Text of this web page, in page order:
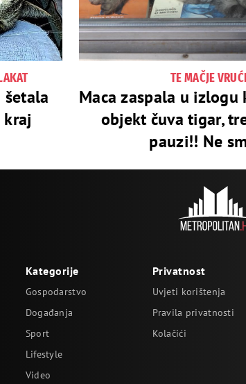
šetala
kraj
TE MAČJE
Maca zaspala u izlogu
objekt čuva tigar,
pauzi!! Ne
Kategorije
Gospodarstvo
Događanja
Sport
Lifestyle
Video
Privatnost
Uvjeti korištenja
Pravila privatnosti
Kolačići